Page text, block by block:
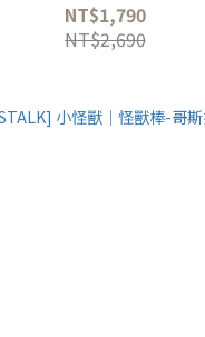
NT$1,790
NT$2,690